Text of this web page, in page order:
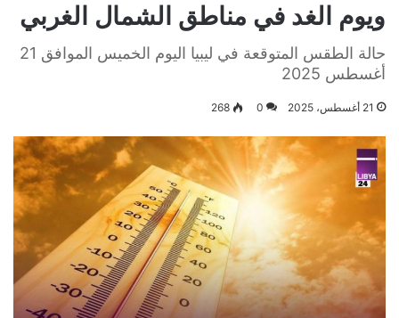
ويوم الغد في مناطق الشمال الغربي
حالة الطقس المتوقعة في ليبيا اليوم الخميس الموافق 21
أغسطس 2025
21 أغسطس، 2025 0
268